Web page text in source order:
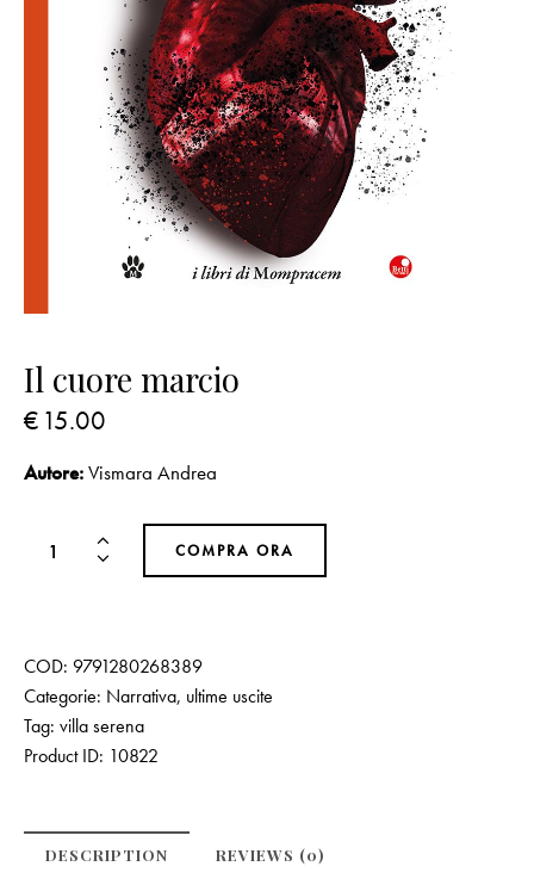
Il cuore marcio
€ 15.00
Autore:Vismara Andrea
COMPRA ORA
COD: 9791280268389
Categorie: Narrativa, ultime uscite
Tag: villa serena
Product ID: 10822
DESCRIPTION REVIEWS (0)